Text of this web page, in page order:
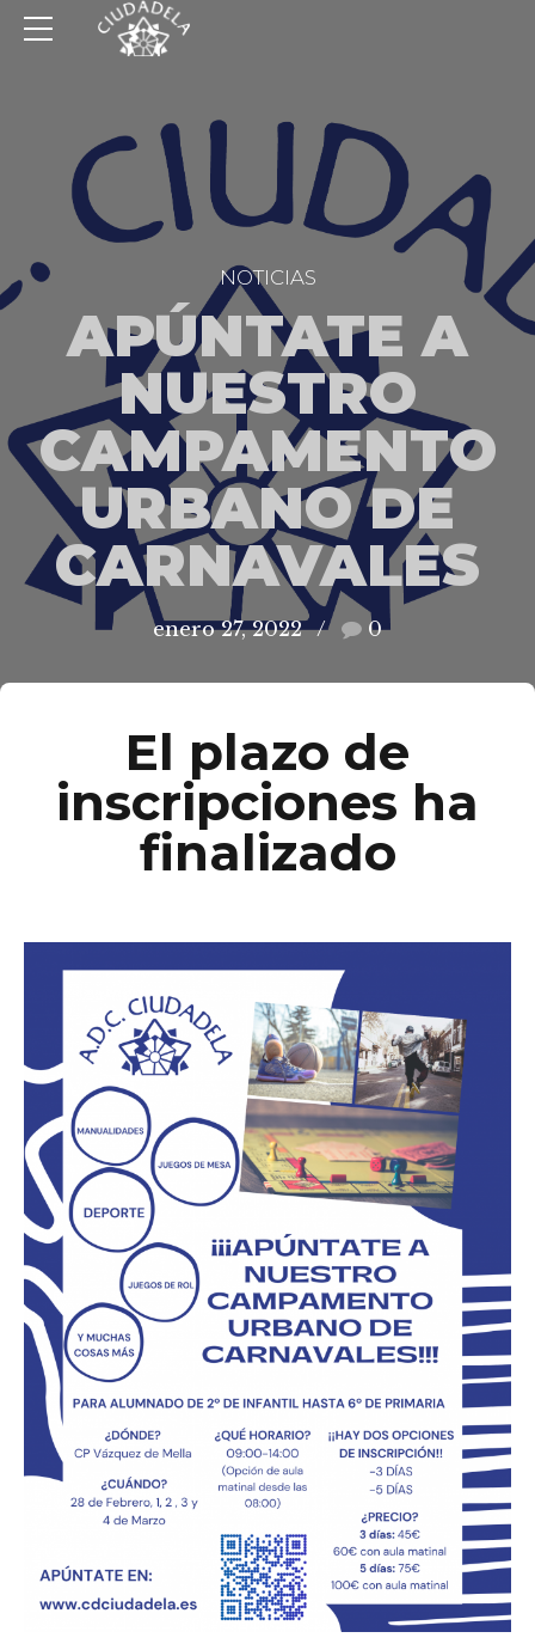
NOTICIAS
APÚNTATE A
NUESTRO
CAMPAMENTO
URBANO DE
CARNAVALES
enero 27, 2022 0
El plazo de
inscripciones ha
finalizado